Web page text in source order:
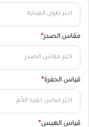
مقاس الصدر*
قياس الحفرة*
قياس الهبس*